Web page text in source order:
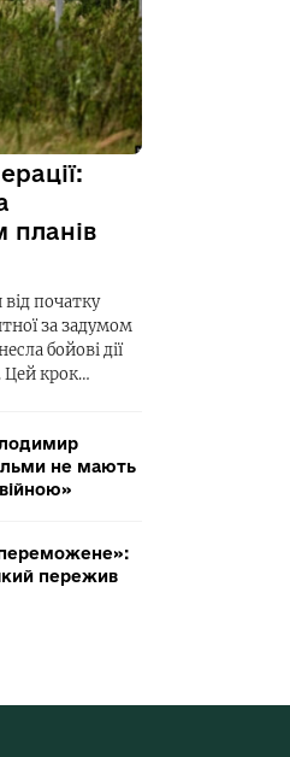
планів
початку
за задумом
бойові дії
Цей крок…
не мають
пережив